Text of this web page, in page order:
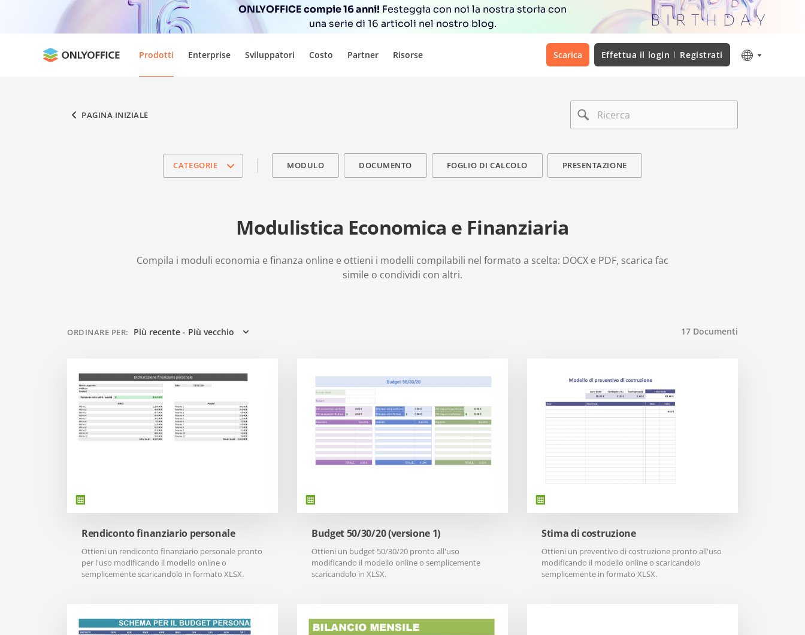
ONLYOFFICE compie 16 anni! Festeggia con noi la nostra storia con
una serie di 16 articoli nel nostro blog.
Prodotti Enterprise Sviluppatori Costo Partner Risorse Scarica Effettua il login Registrati
PAGINA INIZIALE
CATEGORIE MODULO DOCUMENTO FOGLIO DI CALCOLO PRESENTAZIONE
Modulistica Economica e Finanziaria
Compila i moduli economia e finanza online e ottieni i modelli compilabili nel formato a scelta: DOCX e PDF, scarica fac
simile o condividi con altri.
ORDINARE PER: Più recente - Più vecchio 17 Documenti
Rendiconto finanziario personale
Ottieni un rendiconto finanziario personale pronto
per l'uso modificando il modello online o
semplicemente scaricandolo in formato XLSX.
Budget 50/30/20 (versione 1)
Ottieni un budget 50/30/20 pronto all'uso
modificando il modello online o semplicemente
scaricandolo in XLSX.
Stima di costruzione
Ottieni un preventivo di costruzione pronto all'uso
modificando il modello online o scaricandolo
semplicemente in formato XLSX.